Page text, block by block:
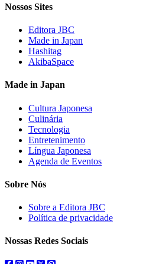
Nossos Sites
Editora JBC
Made in Japan
Hashitag
AkibaSpace
Made in Japan
Cultura Japonesa
Culinária
Tecnologia
Entretenimento
Língua Japonesa
Agenda de Eventos
Sobre Nós
Sobre a Editora JBC
Política de privacidade
Nossas Redes Sociais